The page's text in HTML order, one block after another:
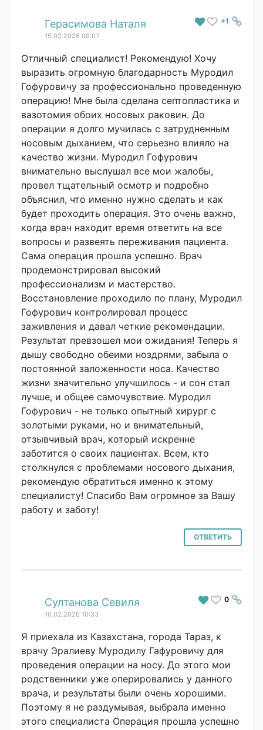
# +1
Герасимова Наталя
15.02.2026 09:07
Отличный специалист! Рекомендую! Хочу
выразить огромную благодарность Муродил
Гофуровичу за профессионально проведенную
операцию! Мне была сделана септопластика и
вазотомия обоих носовых раковин. До
операции я долго мучилась с затрудненным
носовым дыханием, что серьезно влияло на
качество жизни. Муродил Гофурович
внимательно выслушал все мои жалобы,
провел тщательный осмотр и подробно
объяснил, что именно нужно сделать и как
будет проходить операция. Это очень важно,
когда врач находит время ответить на все
вопросы и развеять переживания пациента.
Сама операция прошла успешно. Врач
продемонстрировал высокий
профессионализм и мастерство.
Восстановление проходило по плану, Муродил
Гофурович контролировал процесс
заживления и давал четкие рекомендации.
Результат превзошел мои ожидания! Теперь я
дышу свободно обеими ноздрями, забыла о
постоянной заложенности носа. Качество
жизни значительно улучшилось - и сон стал
лучше, и общее самочувствие. Муродил
Гофурович - не только опытный хирург с
золотыми руками, но и внимательный,
отзывчивый врач, который искренне
заботится о своих пациентах. Всем, кто
столкнулся с проблемами носового дыхания,
рекомендую обратиться именно к этому
специалисту! Спасибо Вам огромное за Вашу
работу и заботу!
ОТВЕТИТЬ
# 0
Султанова Севиля
10.02.2026 10:33
Я приехала из Казахстана, города Тараз, к
врачу Эралиеву Муродилу Гафуровичу для
проведения операции на носу. До этого мои
родственники уже оперировались у данного
врача, и результаты были очень хорошими.
Поэтому я не раздумывая, выбрала именно
этого специалиста Операция прошла успешно